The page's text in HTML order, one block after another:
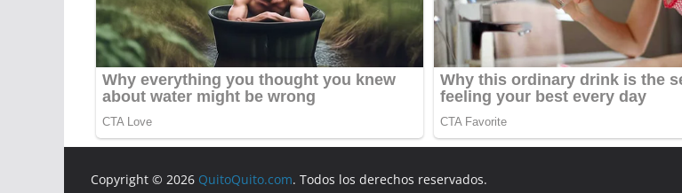
Copyright © 2026 QuitoQuito.com. Todos los derechos reservados.